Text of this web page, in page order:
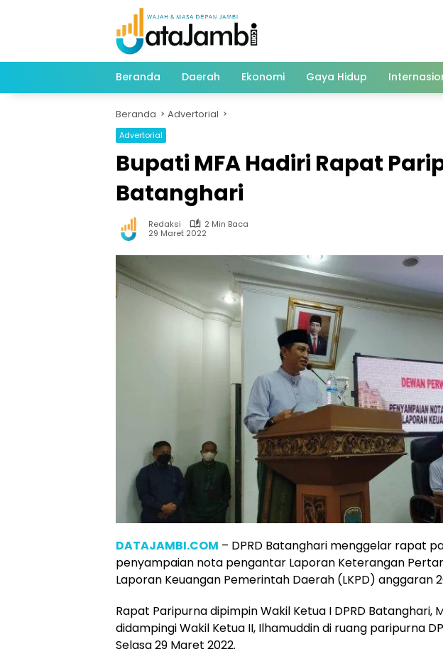
Beranda Daerah Ekonomi Gaya Hidup
Beranda Advertorial
Advertorial
Bupati MFA Hadiri Rapat
Batanghari
Redaksi
2 Min Baca
29 Maret 2022
DATAJAMBI.COM – DPRD Batanghari menggelar rapat
penyampaian nota pengantar Laporan Keterangan
Laporan Keuangan Pemerintah Daerah (LKPD) anggaran
Rapat Paripurna dipimpin Wakil Ketua I DPRD Batanghari,
didampingi Wakil Ketua II, Ilhamuddin di ruang paripurna
Selasa 29 Maret 2022.